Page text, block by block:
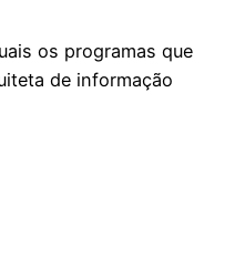
os programas que
de informação